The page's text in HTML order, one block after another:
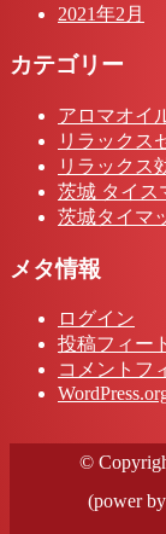
2021年2月
カテゴリー
アロマオイ
リラックス
リラックス
茨城 タイス
茨城タイマ
メタ情報
ログイン
投稿フィー
コメントフ
©
(power by